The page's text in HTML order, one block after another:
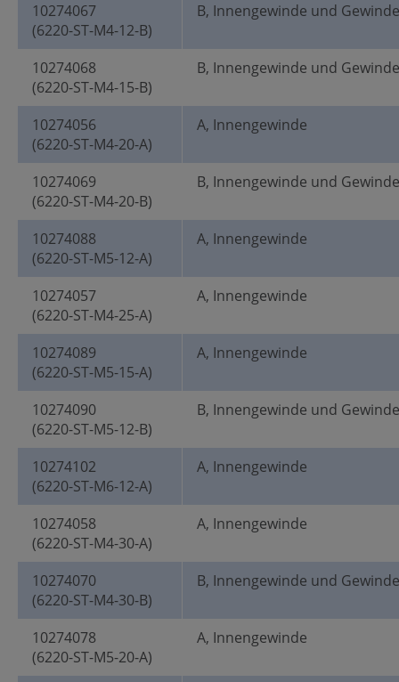
10274067
(6220-ST-M4-12-B)
B, Innengewinde und
10274068
(6220-ST-M4-15-B)
B, Innengewinde und
10274056
(6220-ST-M4-20-A)
A, Innengewinde
10274069
(6220-ST-M4-20-B)
B, Innengewinde und
10274088
(6220-ST-M5-12-A)
A, Innengewinde
10274057
(6220-ST-M4-25-A)
A, Innengewinde
10274089
(6220-ST-M5-15-A)
A, Innengewinde
10274090
(6220-ST-M5-12-B)
B, Innengewinde und
10274102
(6220-ST-M6-12-A)
A, Innengewinde
10274058
(6220-ST-M4-30-A)
A, Innengewinde
10274070
(6220-ST-M4-30-B)
B, Innengewinde und
10274078
(6220-ST-M5-20-A)
A, Innengewinde